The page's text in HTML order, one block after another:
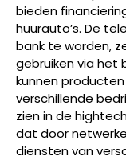
bieden
huurauto’s. De
bank te worden,
gebruiken via het
kunnen
verschillende
zien in de
dat door
diensten van